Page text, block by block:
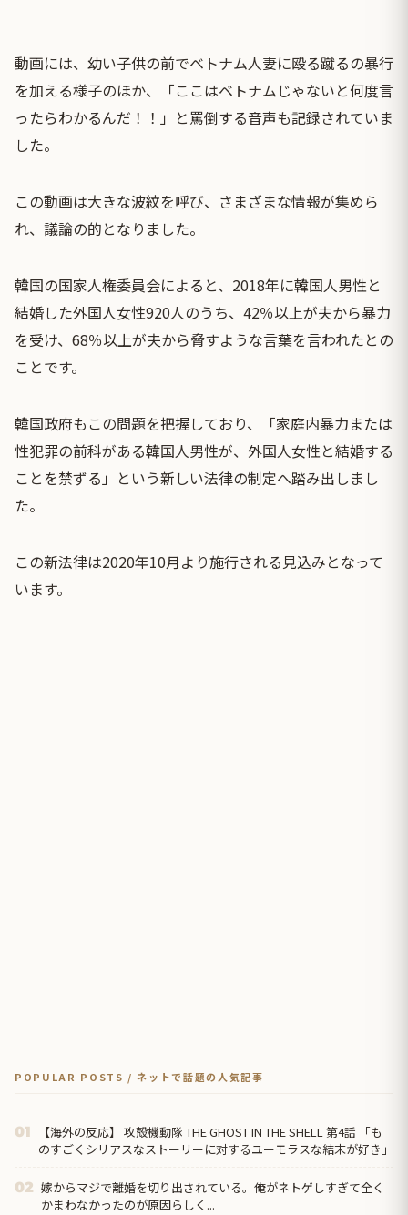
動画には、幼い子供の前でベトナム人妻に殴る蹴るの暴行
を加える様子のほか、「ここはベトナムじゃないと何度言
ったらわかるんだ！！」と罵倒する音声も記録されていま
した。
この動画は大きな波紋を呼び、さまざまな情報が集めら
れ、議論の的となりました。
韓国の国家人権委員会によると、2018年に韓国人男性と
結婚した外国人女性920人のうち、42％以上が夫から暴力
を受け、68％以上が夫から脅すような言葉を言われたとの
ことです。
韓国政府もこの問題を把握しており、「家庭内暴力または
性犯罪の前科がある韓国人男性が、外国人女性と結婚する
ことを禁ずる」という新しい法律の制定へ踏み出しまし
た。
この新法律は2020年10月より施行される見込みとなって
います。
POPULAR POSTS / ネットで話題の人気記事
01
【海外の反応】 攻殻機動隊 THE GHOST IN THE SHELL 第4話 「も
のすごくシリアスなストーリーに対するユーモラスな結末が好き」
02 嫁からマジで離婚を切り出されている。俺がネトゲしすぎて全く
かまわなかったのが原因らしく...